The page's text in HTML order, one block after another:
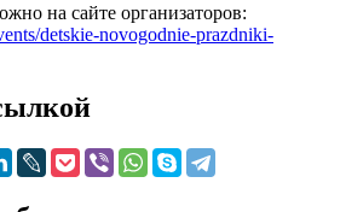
на сайте организаторов:
detskie-novogodnie-prazdniki-